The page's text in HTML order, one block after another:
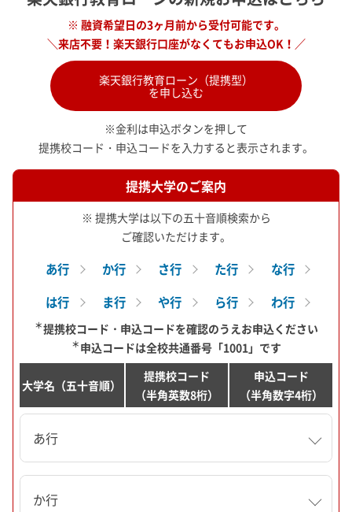
※ 融資希望日の3ヶ月前から受付可能です。
＼来店不要！楽天銀行口座がなくてもお申込OK！／
楽天銀行教育ローン（提携型）
を申し込む
※金利は申込ボタンを押して
提携校コード・申込コードを入力すると表示されます。
提携大学のご案内
※ 提携大学は以下の五十音順検索から
ご確認いただけます。
あ行 か行 さ行 た行
な行
は行
ま行 や行 ら行 わ行
＊提携校コード・申込コードを確認のうえお申込ください
＊ 申込コードは全校共通番号「1001」です
大学名（五十音順）
提携校コード
（半角英数8桁）
申込コード
（半角数字4桁）
あ行
か行